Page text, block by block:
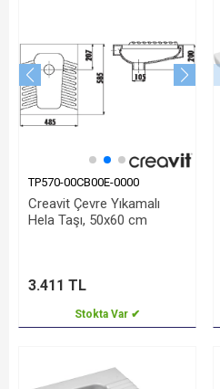
TP570-00CB00E-0000
Creavit Çevre Yıkamalı
Hela Taşı, 50x60 cm
3.411 TL
Stokta Var ✔